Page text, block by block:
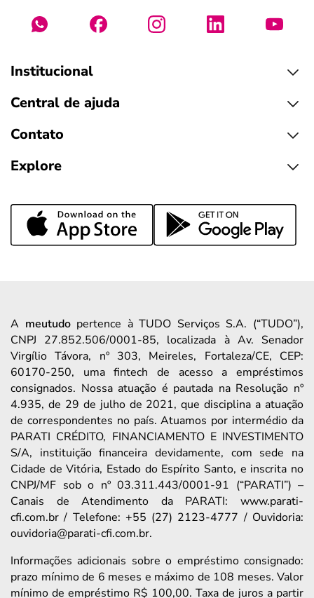
Institucional
Central de ajuda
Contato
Explore
A meutudopertence à TUDO Serviços S.A. (“TUDO”),
CNPJ 27.852.506/0001-85, localizada à Av. Senador
Virgílio Távora, nº 303, Meireles, Fortaleza/CE, CEP:
60170-250, uma fintech de acesso a empréstimos
consignados. Nossa atuação é pautada na Resolução nº
4.935, de 29 de julho de 2021, que disciplina a atuação
de correspondentes no país. Atuamos por intermédio da
PARATI CRÉDITO, FINANCIAMENTO E INVESTIMENTO
S/A, instituição financeira devidamente, com sede na
Cidade de Vitória, Estado do Espírito Santo, e inscrita no
CNPJ/MF sob o nº 03.311.443/0001-91 (“PARATI”) –
Canais de Atendimento da PARATI: www.parati-
cfi.com.br / Telefone: +55 (27) 2123-4777 / Ouvidoria:
ouvidoria@parati-cfi.com.br.
Informações adicionais sobre o empréstimo consignado:
prazo mínimo de 6 meses e máximo de 108 meses. Valor
mínimo de empréstimo R$ 100,00. Taxa de juros a partir